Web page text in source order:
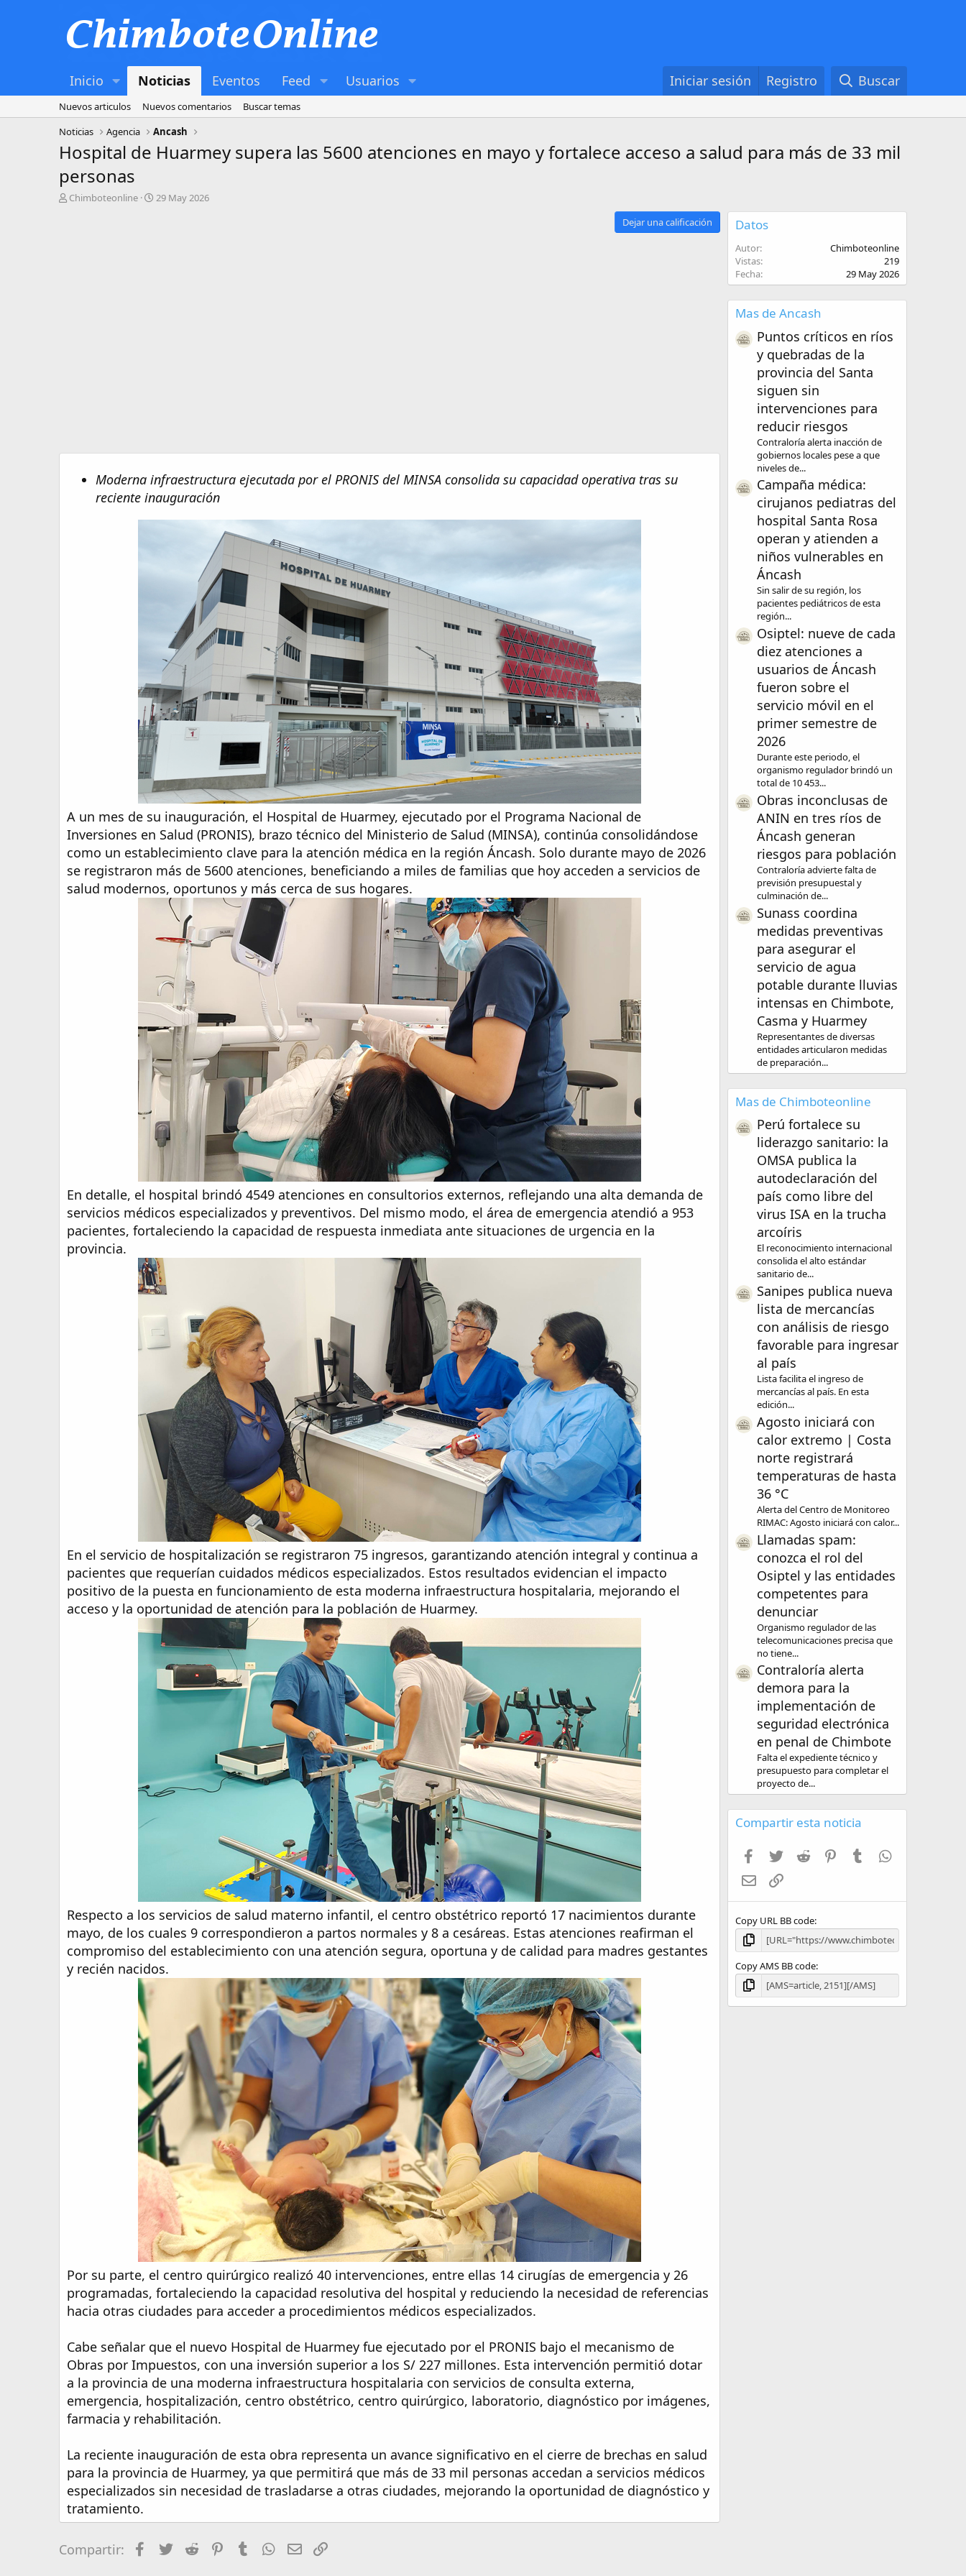
Inicio Noticias Eventos Feed Usuarios Iniciar sesión Registro Buscar
Nuevos articulos Nuevos comentarios
Buscar temas
Noticias
Agencia Ancash
Hospital de Huarmey supera las 5600 atenciones en mayo y fortalece acceso a salud para más de 33 mil
personas
A
Chimboteonline
P
29 May 2026
Dejar una calificación
Moderna infraestructura ejecutada por el PRONIS del MINSA consolida su capacidad operativa tras su
reciente inauguración
A un mes de su inauguración, el Hospital de Huarmey, ejecutado por el Programa Nacional de
Inversiones en Salud (PRONIS), brazo técnico del Ministerio de Salud (MINSA), continúa consolidándose
como un establecimiento clave para la atención médica en la región Áncash. Solo durante mayo de 2026
se registraron más de 5600 atenciones, beneficiando a miles de familias que hoy acceden a servicios de
salud modernos, oportunos y más cerca de sus hogares.
En detalle, el hospital brindó 4549 atenciones en consultorios externos, reflejando una alta demanda de
servicios médicos especializados y preventivos. Del mismo modo, el área de emergencia atendió a 953
pacientes, fortaleciendo la capacidad de respuesta inmediata ante situaciones de urgencia en la
provincia.
En el servicio de hospitalización se registraron 75 ingresos, garantizando atención integral y continua a
pacientes que requerían cuidados médicos especializados. Estos resultados evidencian el impacto
positivo de la puesta en funcionamiento de esta moderna infraestructura hospitalaria, mejorando el
acceso y la oportunidad de atención para la población de Huarmey.
Respecto a los servicios de salud materno infantil, el centro obstétrico reportó 17 nacimientos durante
mayo, de los cuales 9 correspondieron a partos normales y 8 a cesáreas. Estas atenciones reafirman el
compromiso del establecimiento con una atención segura, oportuna y de calidad para madres gestantes
y recién nacidos.
Por su parte, el centro quirúrgico realizó 40 intervenciones, entre ellas 14 cirugías de emergencia y 26
programadas, fortaleciendo la capacidad resolutiva del hospital y reduciendo la necesidad de referencias
hacia otras ciudades para acceder a procedimientos médicos especializados.
Cabe señalar que el nuevo Hospital de Huarmey fue ejecutado por el PRONIS bajo el mecanismo de
Obras por Impuestos, con una inversión superior a los S/ 227 millones. Esta intervención permitió dotar
a la provincia de una moderna infraestructura hospitalaria con servicios de consulta externa,
emergencia, hospitalización, centro obstétrico, centro quirúrgico, laboratorio, diagnóstico por imágenes,
farmacia y rehabilitación.
La reciente inauguración de esta obra representa un avance significativo en el cierre de brechas en salud
para la provincia de Huarmey, ya que permitirá que más de 33 mil personas accedan a servicios médicos
especializados sin necesidad de trasladarse a otras ciudades, mejorando la oportunidad de diagnóstico y
tratamiento.
Compartir: FacebookTwitterRedditPinterestTumblrWhatsApp
Email
Datos
Autor
Chimboteonline
Vistas
219
Fecha
29 May 2026
Mas de Ancash
Puntos críticos en ríos
y quebradas de la
provincia del Santa
siguen sin
intervenciones para
reducir riesgos
Contraloría alerta inacción de
gobiernos locales pese a que
niveles de...
Campaña médica:
cirujanos pediatras del
hospital Santa Rosa
operan y atienden a
niños vulnerables en
Áncash
Sin salir de su región, los
pacientes pediátricos de esta
región...
Osiptel: nueve de cada
diez atenciones a
usuarios de Áncash
fueron sobre el
servicio móvil en el
primer semestre de
2026
Durante este periodo, el
organismo regulador brindó un
total de 10 453...
Obras inconclusas de
ANIN en tres ríos de
Áncash generan
riesgos para población
Contraloría advierte falta de
previsión presupuestal y
culminación de...
Sunass coordina
medidas preventivas
para asegurar el
servicio de agua
potable durante lluvias
intensas en Chimbote,
Casma y Huarmey
Representantes de diversas
entidades articularon medidas
de preparación...
Mas de Chimboteonline
Perú fortalece su
liderazgo sanitario: la
OMSA publica la
autodeclaración del
país como libre del
virus ISA en la trucha
arcoíris
El reconocimiento internacional
consolida el alto estándar
sanitario de...
Sanipes publica nueva
lista de mercancías
con análisis de riesgo
favorable para ingresar
al país
Lista facilita el ingreso de
mercancías al país. En esta
edición...
Agosto iniciará con
calor extremo | Costa
norte registrará
temperaturas de hasta
36 °C
Alerta del Centro de Monitoreo
RIMAC: Agosto iniciará con calor...
Llamadas spam:
conozca el rol del
Osiptel y las entidades
competentes para
denunciar
Organismo regulador de las
telecomunicaciones precisa que
no tiene...
Contraloría alerta
demora para la
implementación de
seguridad electrónica
en penal de Chimbote
Falta el expediente técnico y
presupuesto para completar el
proyecto de...
Compartir esta noticia
FacebookTwitterReddit Pinterest
Tumblr
Email
Copy URL BB code
Copy AMS BB code